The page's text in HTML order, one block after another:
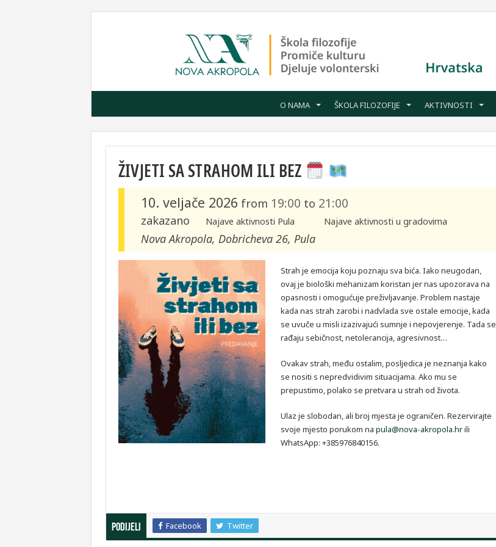
O NAMA ŠKOLA FILOZOFIJE AKTIVNOSTI
ŽIVJETI SA STRAHOM ILI BEZ
10. veljače 2026 from 19:00 to 21:00
zakazano Najave aktivnosti Pula Najave aktivnosti u gradovima
Nova Akropola, Dobricheva 26, Pula
Strah je emocija koju poznaju sva bića. Iako neugodan,
ovaj je biološki mehanizam koristan jer nas upozorava na
opasnosti i omogućuje preživljavanje. Problem nastaje
kada nas strah zarobi i nadvlada sve ostale emocije, kada
se uvuče u misli izazivajući sumnje i nepovjerenje. Tada se
rađaju sebičnost, netolerancija, agresivnost…
Ovakav strah, među ostalim, posljedica je neznanja kako
se nositi s nepredvidivim situacijama. Ako mu se
prepustimo, polako se pretvara u strah od života.
Ulaz je slobodan, ali broj mjesta je ograničen. Rezervirajte
svoje mjesto porukom na pula@nova-akropola.hrili
WhatsApp: +385976840156.
Podijeli Facebook Twitter